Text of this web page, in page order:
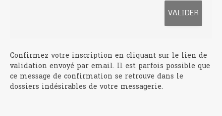
Confirmez votre inscription en cliquant sur le lien de
validation envoyé par email. Il est parfois possible que
ce message de confirmation se retrouve dans le
dossiers indésirables de votre messagerie.